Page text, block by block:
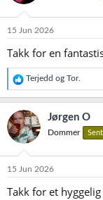
o
e
:
15 Jun 2026
Takk for en
R
e
a
k
s
j
o
e
:
Terjedd og Tor.
Jørgen O
Dommer
15 Jun 2026
Takk for et